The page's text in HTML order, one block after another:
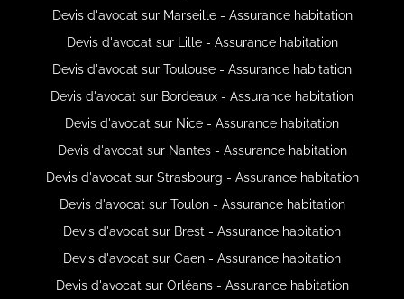
Devis d'avocat sur Marseille - Assurance habitation
Devis d'avocat sur Lille - Assurance habitation
Devis d'avocat sur Toulouse - Assurance habitation
Devis d'avocat sur Bordeaux - Assurance habitation
Devis d'avocat sur Nice - Assurance habitation
Devis d'avocat sur Nantes - Assurance habitation
Devis d'avocat sur Strasbourg - Assurance habitation
Devis d'avocat sur Toulon - Assurance habitation
Devis d'avocat sur Brest - Assurance habitation
Devis d'avocat sur Caen - Assurance habitation
Devis d'avocat sur Orléans - Assurance habitation